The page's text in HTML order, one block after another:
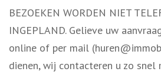
BEZOEKEN WORDEN NIET
INGEPLAND. Gelieve uw
online of per mail
dienen, wij contacteren u zo snel